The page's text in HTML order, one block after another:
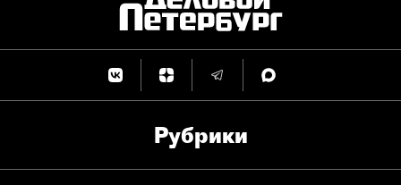
Рубрики